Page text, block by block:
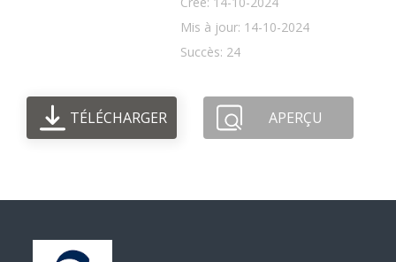
Mis à jour: 14-10-2024
Succès: 24
TÉLÉCHARGER APERÇU